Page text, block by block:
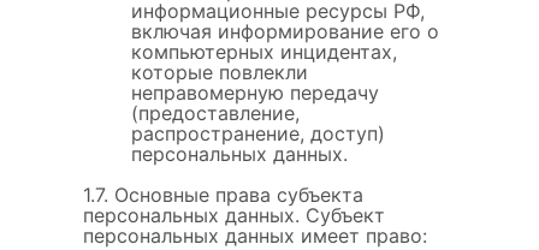
информационные ресурсы РФ,
включая информирование его о
компьютерных инцидентах,
которые повлекли
неправомерную передачу
(предоставление,
распространение, доступ)
персональных данных.
1.7. Основные права субъекта
персональных данных. Субъект
персональных данных имеет право: